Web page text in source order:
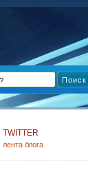
TWITTER
лента блога